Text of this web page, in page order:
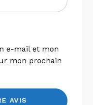
e-mail et mon
mon prochain